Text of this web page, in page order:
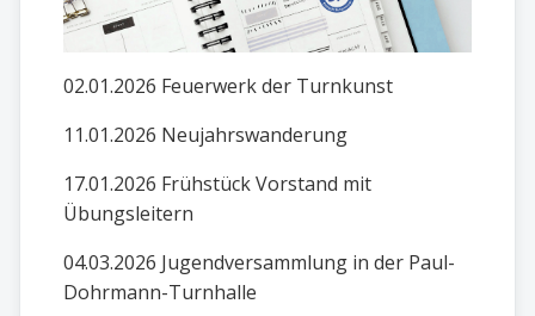
02.01.2026 Feuerwerk der Turnkunst
11.01.2026 Neujahrswanderung
17.01.2026 Frühstück Vorstand mit
Übungsleitern
04.03.2026 Jugendversammlung in der Paul-
Dohrmann-Turnhalle